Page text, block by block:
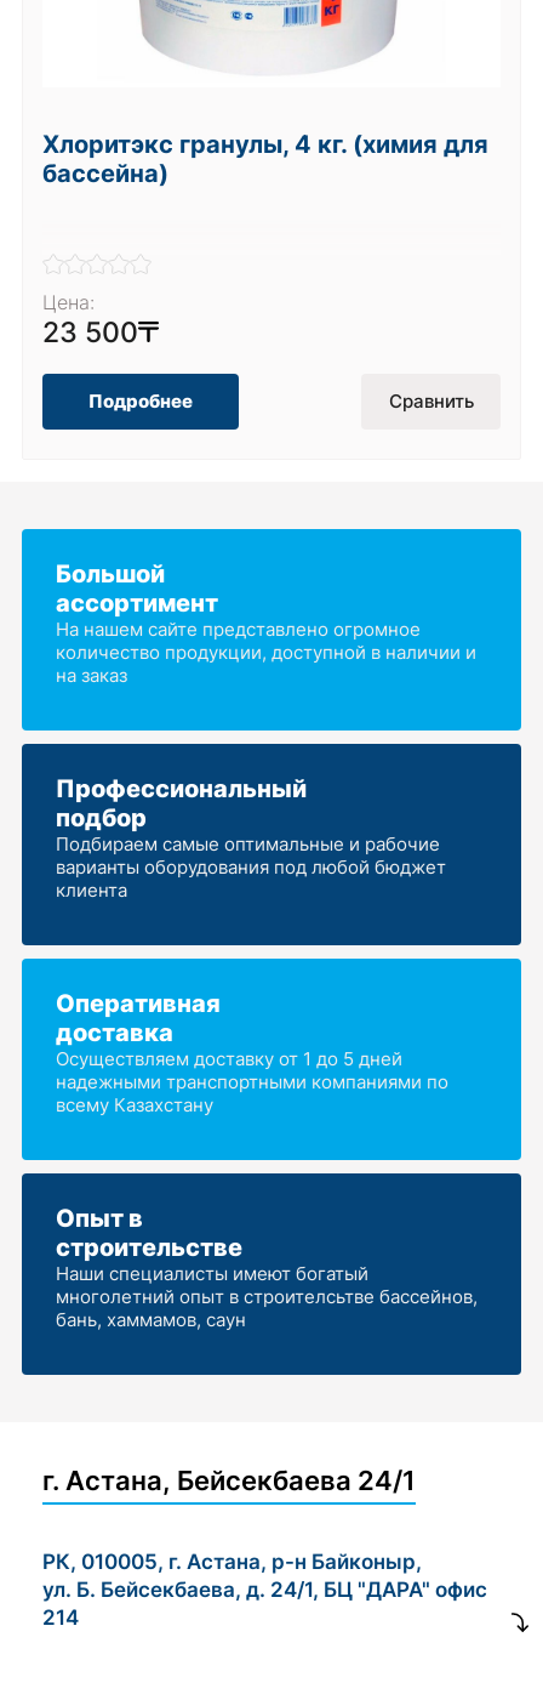
Хлоритэкс гранулы, 4 кг. (химия для
бассейна)
Цена:
23 500
Подробнее Сравнить
Большой
ассортимент
На нашем сайте представлено огромное
количество продукции, доступной в наличии и
на заказ
Профессиональный
подбор
Подбираем самые оптимальные и рабочие
варианты оборудования под любой бюджет
клиента
Оперативная
доставка
Осуществляем доставку от 1 до 5 дней
надежными транспортными компаниями по
всему Казахстану
Опыт в
строительстве
Наши специалисты имеют богатый
многолетний опыт в строителсьтве бассейнов,
бань, хаммамов, саун
г. Астана, Бейсекбаева 24/1
РК, 010005, г. Астана, р-н Байконыр,
ул. Б. Бейсекбаева, д. 24/1, БЦ "ДАРА" офис
214